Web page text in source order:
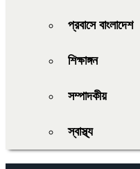
প্রবাসে বাংলাদেশ
শিক্ষাঙ্গন
সম্পাদকীয়
স্বাস্থ্য